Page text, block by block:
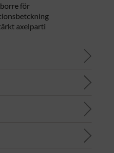
för
axelparti